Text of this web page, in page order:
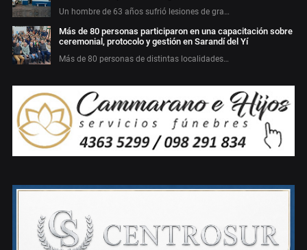
Un hombre de 63 años sufrió lesiones de gra…
Más de 80 personas participaron en una capacitación sobre
ceremonial, protocolo y gestión en Sarandí del Yí
Más de 80 personas de distintas localidades…